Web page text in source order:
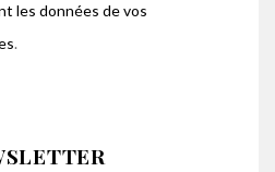
les données de vos
.